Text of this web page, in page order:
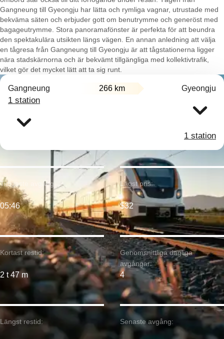
Gangneung till Gyeongju har lätta och rymliga vagnar, utrustade med
bekväma säten och erbjuder gott om benutrymme och generöst med
bagageutrymme. Stora panoramafönster är perfekta för att beundra
den spektakulära utsikten längs vägen. En annan anledning att välja
en tågresa från Gangneung till Gyeongju är att tågstationerna ligger
nära stadskärnorna och är bekvämt tillgängliga med kollektivtrafik,
vilket gör det mycket lätt att ta sig runt.
Gangneung 266 km Gyeongju
1 station
1 station
Kortast restid:
2 t 47 m
Tidigaste avgång:
05:46
Längst restid:
Lägst pris:
$32
Genomsnittliga dagliga
avgångar:
4
Senaste avgång: